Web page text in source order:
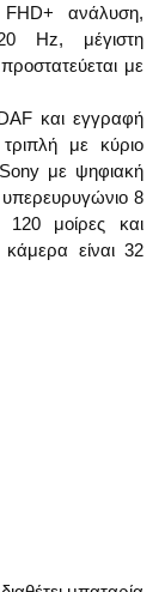
ανάλυση,
Hz, μέγιστη
με
και εγγραφή
τριπλή με κύριο
με ψηφιακή
υπερευρυγώνιο 8
μοίρες και
είναι 32